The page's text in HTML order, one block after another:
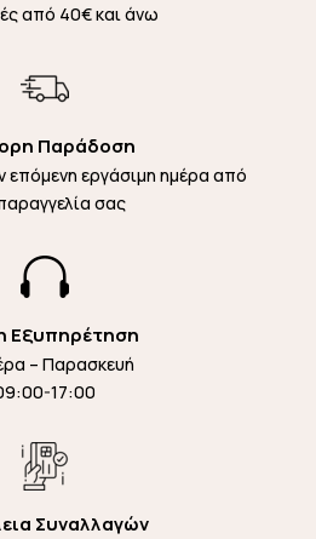
από 40€ και άνω
Παράδοση
εργάσιμη ημέρα από
σας

Εξυπηρέτηση
– Παρασκευή
17:00
Συναλλαγών